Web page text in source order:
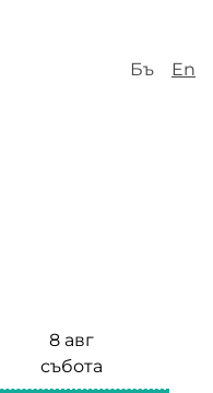
Бъ En
8 авг
събота